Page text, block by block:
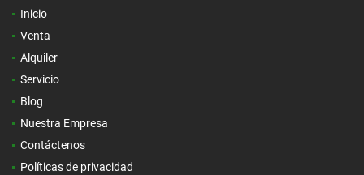
Inicio
Venta
Alquiler
Servicio
Blog
Nuestra Empresa
Contáctenos
Políticas de privacidad